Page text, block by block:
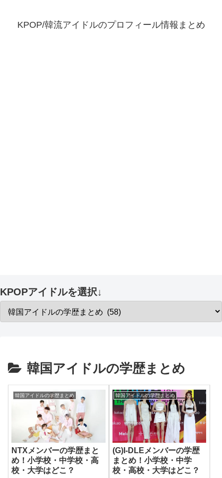
KPOP/韓流アイドルのプロフィール情報まとめ
KPOPアイドルを選択↓
韓国アイドルの学歴まとめ
韓国アイドルの学歴まとめ
NTXメンバーの学歴まと
め！小学校・中学校・高
校・大学はどこ？
韓国アイドルの学歴まとめ
(G)I-DLEメンバーの学歴
まとめ！小学校・中学
校・高校・大学はどこ？